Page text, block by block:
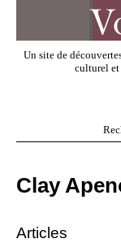
Un site de
culturel et
Clay
Articles